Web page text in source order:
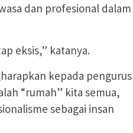
dan profesional dalam
eksis,” katanya.
kepada pengurus
“rumah” kita semua,
sebagai insan